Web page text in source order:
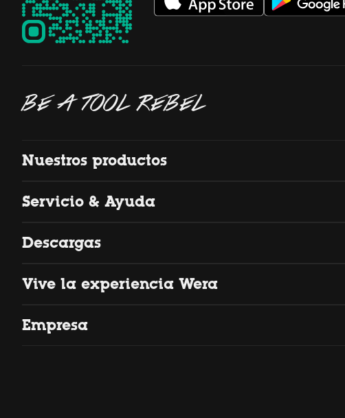
BE A TOOL REBEL
Nuestros productos
Servicio & Ayuda
Descargas
Vive la experiencia Wera
Empresa